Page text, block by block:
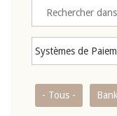
- Tous -